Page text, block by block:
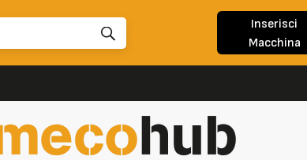
Inserisci
Macchina